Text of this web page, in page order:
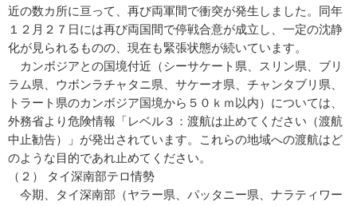
近の数カ所に亘って、再び両軍間で衝突が発生しました。同年
１２月２７日には再び両国間で停戦合意が成立し、一定の沈静
化が見られるものの、現在も緊張状態が続いています。
カンボジアとの国境付近（シーサケート県、スリン県、ブリ
ラム県、ウボンラチャタニ県、サケーオ県、チャンタブリ県、
トラート県のカンボジア国境から５０ｋｍ以内）については、
外務省より危険情報「レベル３：渡航は止めてください（渡航
中止勧告）」が発出されています。これらの地域への渡航はど
のような目的であれ止めてください。
（２） タイ深南部テロ情勢
今期、タイ深南部（ヤラー県、パッタニー県、ナラティワー